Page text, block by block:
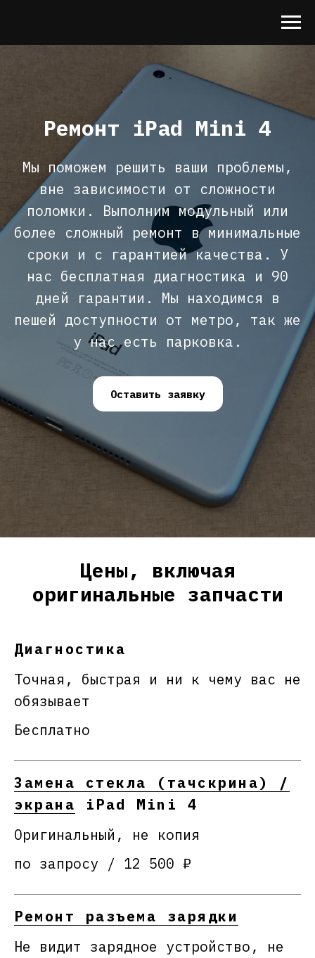
Ремонт iPad Mini 4
Мы поможем решить ваши проблемы,
вне зависимости от сложности
поломки. Выполним модульный или
более сложный ремонт в минимальные
сроки и с гарантией качества. У
нас бесплатная диагностика и 90
дней гарантии. Мы находимся в
пешей доступности от метро, так же
у нас есть парковка.
Оставить заявку
Цены, включая
оригинальные запчасти
Диагностика
Точная, быстрая и ни к чему вас не
обязывает
Бесплатно
Замена стекла (тачскрина) /
экрана iPad Mini 4
Оригинальный, не копия
по запросу / 12 500 ₽
Ремонт разъема зарядки
Не видит зарядное устройство, не